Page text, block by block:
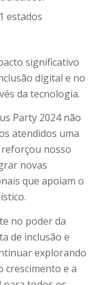
estados
significativo
digital e no
da tecnologia.
Party 2024 não
atendidos uma
nosso
novas
que apoiam o
no poder da
de inclusão e
explorando
crescimento e a